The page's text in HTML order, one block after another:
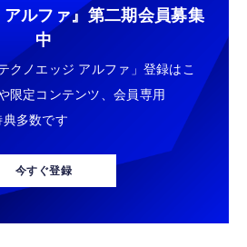
ルファ』 第二期会員募集
中
クノエッジ アルファ」登録はこ
限定コンテンツ、会員専用
多数です
今すぐ登録